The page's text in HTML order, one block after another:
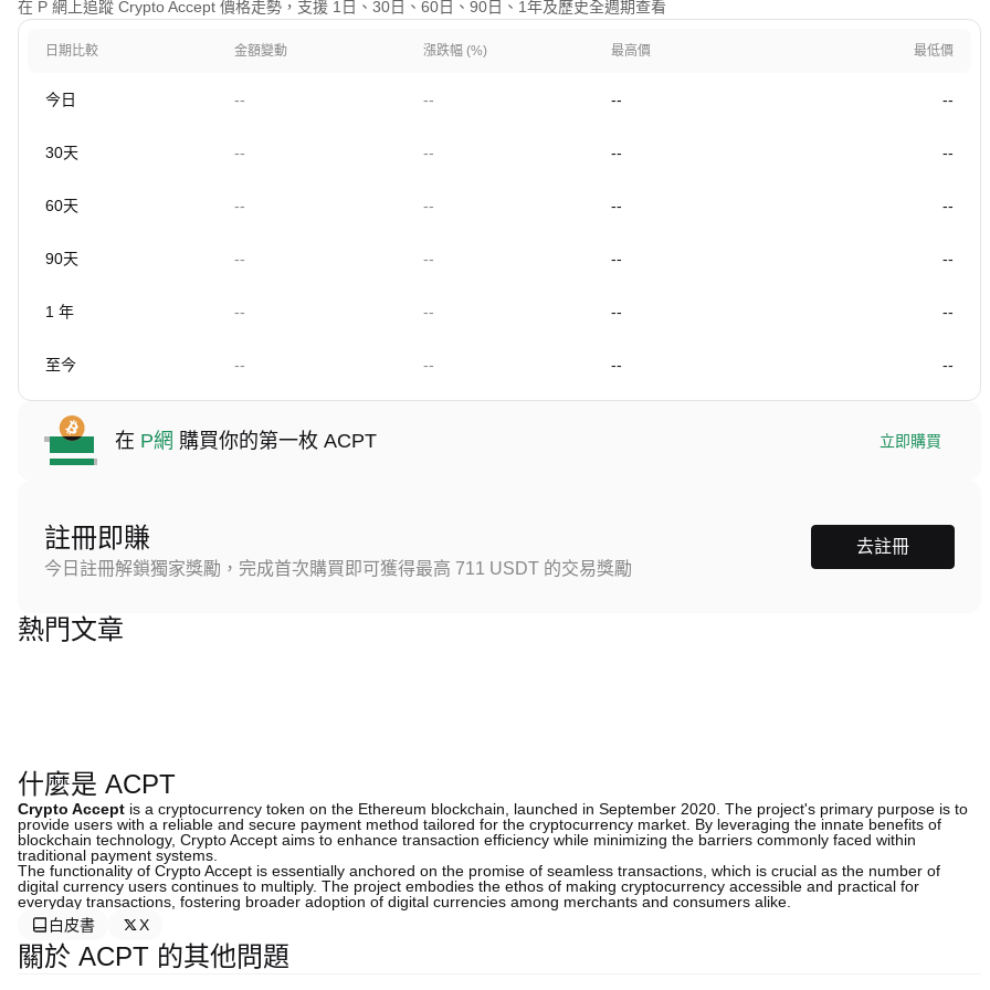
在 P 網上追蹤 Crypto Accept 價格走勢，支援 1日、30日、60日、90日、1年及歷史全週期查看
日期比較 金額變動 漲跌幅 (%) 最高價 最低價
今日 -- -- -- --
30天 -- -- -- --
60天 -- -- -- --
90天 -- -- -- --
1 年 -- -- -- --
至今 -- -- -- --
在 P網 購買你的第一枚 ACPT 立即購買
註冊即賺
今日註冊解鎖獨家獎勵，完成首次購買即可獲得最高 711 USDT 的交易獎勵
去註冊
熱門文章
什麼是 ACPT
Crypto Accept is a cryptocurrency token on the Ethereum blockchain, launched in September 2020. The project's primary purpose is to
provide users with a reliable and secure payment method tailored for the cryptocurrency market. By leveraging the innate benefits of
blockchain technology, Crypto Accept aims to enhance transaction efficiency while minimizing the barriers commonly faced within
traditional payment systems.
The functionality of Crypto Accept is essentially anchored on the promise of seamless transactions, which is crucial as the number of
digital currency users continues to multiply. The project embodies the ethos of making cryptocurrency accessible and practical for
everyday transactions, fostering broader adoption of digital currencies among merchants and consumers alike.
白皮書
X
關於 ACPT 的其他問題